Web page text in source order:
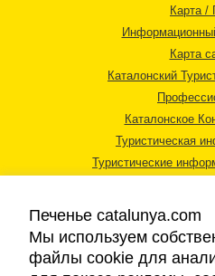
Карта /
Карта
Каталонский
Каталонское
Туристическая
Туристические
Печенье catalunya.com
Мы используем
файлы cookie для